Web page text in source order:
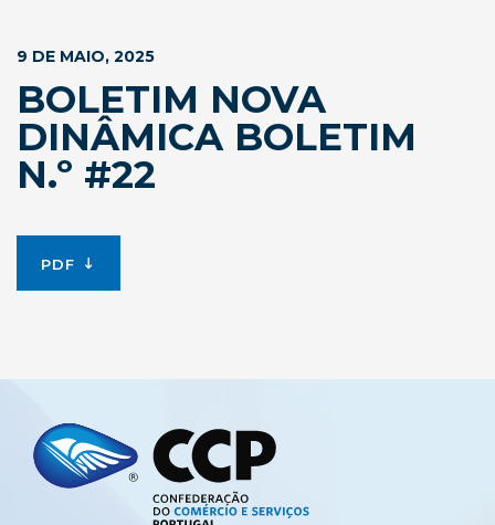
9 DE MAIO, 2025
BOLETIM NOVA
DINÂMICA BOLETIM
N.º #22
PDF